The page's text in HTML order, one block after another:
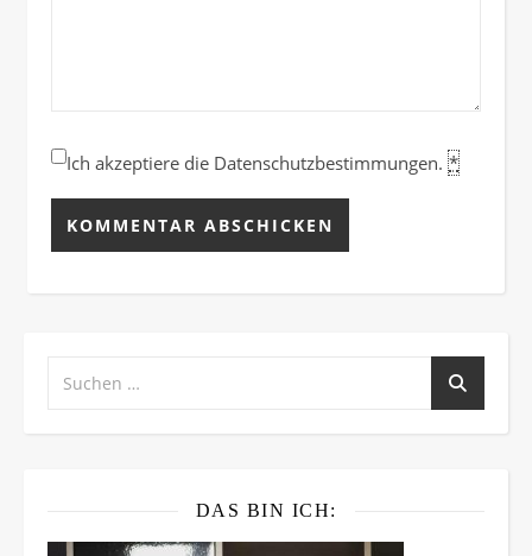
Ich akzeptiere die Datenschutzbestimmungen. *
DAS BIN ICH: